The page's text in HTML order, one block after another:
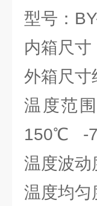
型号：
内箱尺
外箱尺
温度范
150℃ -
温度波
温度均